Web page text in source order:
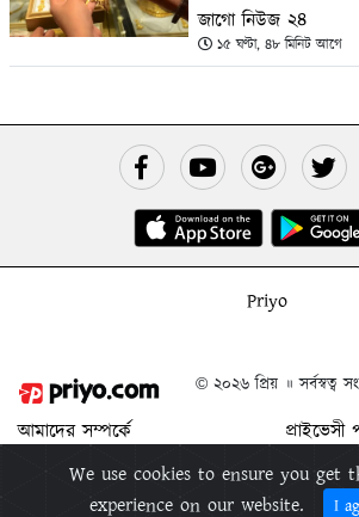
জাগো নিউজ ২৪
১৫ ঘণ্টা, ৪৮ মিনিট আগে
Priyo
© ২০২৬ প্রিয় ॥ সর্বস্বত্ব
আমাদের সম্পর্কে
বিজ্ঞাপন দিন
প্রাইভেসী
শর্ত ও
প্রিয়
We use cookies to ensure you get
experience on our website.
I